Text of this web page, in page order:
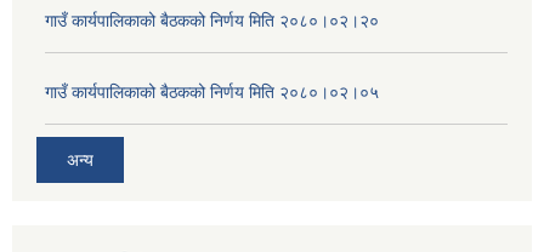
गाउँ कार्यपालिकाको बैठकको निर्णय मिति २०८०।०२।२०
गाउँ कार्यपालिकाको बैठकको निर्णय मिति २०८०।०२।०५
अन्य